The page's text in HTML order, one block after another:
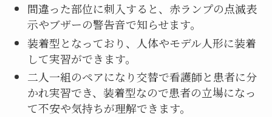
間違った部位に刺入すると、赤ランプの点滅表
示やブザーの警告音で知らせます。
装着型となっており、人体やモデル人形に装着
して実習ができます。
二人一組のペアになり交替で看護師と患者に分
かれ実習でき、装着型なので患者の立場になっ
て不安や気持ちが理解できます。